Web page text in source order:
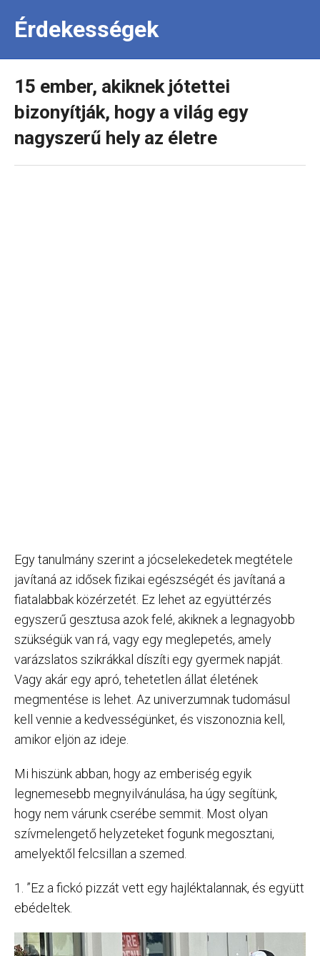
Érdekességek
15 ember, akiknek jótettei
bizonyítják, hogy a világ egy
nagyszerű hely az életre
Egy tanulmány szerint a jócselekedetek megtétele
javítaná az idősek fizikai egészségét és javítaná a
fiatalabbak közérzetét. Ez lehet az együttérzés
egyszerű gesztusa azok felé, akiknek a legnagyobb
szükségük van rá, vagy egy meglepetés, amely
varázslatos szikrákkal díszíti egy gyermek napját.
Vagy akár egy apró, tehetetlen állat életének
megmentése is lehet. Az univerzumnak tudomásul
kell vennie a kedvességünket, és viszonoznia kell,
amikor eljön az ideje.
Mi hiszünk abban, hogy az emberiség egyik
legnemesebb megnyilvánulása, ha úgy segítünk,
hogy nem várunk cserébe semmit. Most olyan
szívmelengető helyzeteket fogunk megosztani,
amelyektől felcsillan a szemed.
1. ”Ez a fickó pizzát vett egy hajléktalannak, és együtt
ebédeltek.